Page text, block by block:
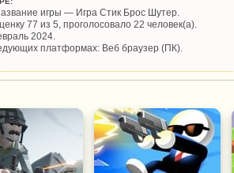
игры — Игра Стик Брос Шутер.
77 из 5, проголосовало 22 человек(а).
2024.
платформах: Веб браузер (ПК).